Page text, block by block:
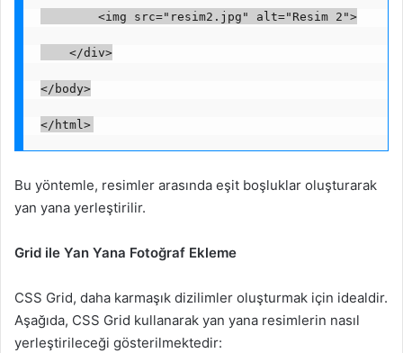
        <img src="resim2.jpg" alt="Resim 2">
    </div>
</body>
</html>
Bu yöntemle, resimler arasında eşit boşluklar oluşturarak
yan yana yerleştirilir.
Grid ile Yan Yana Fotoğraf Ekleme
CSS Grid, daha karmaşık dizilimler oluşturmak için idealdir.
Aşağıda, CSS Grid kullanarak yan yana resimlerin nasıl
yerleştirileceği gösterilmektedir: